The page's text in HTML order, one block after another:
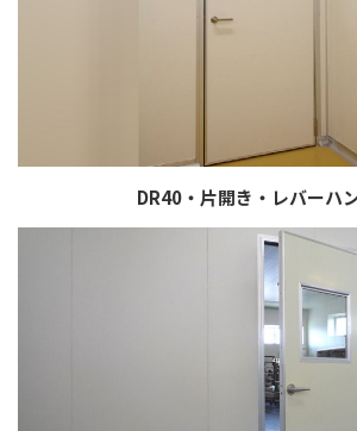
DR40・片開き・レバーハ